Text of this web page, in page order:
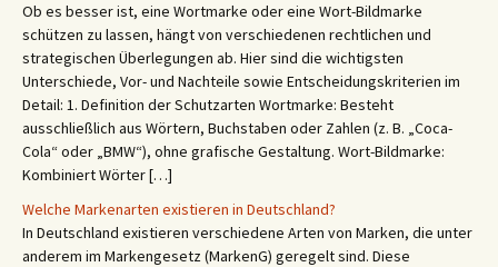
Ob es besser ist, eine Wortmarke oder eine Wort-Bildmarke
schützen zu lassen, hängt von verschiedenen rechtlichen und
strategischen Überlegungen ab. Hier sind die wichtigsten
Unterschiede, Vor- und Nachteile sowie Entscheidungskriterien im
Detail: 1. Definition der Schutzarten Wortmarke: Besteht
ausschließlich aus Wörtern, Buchstaben oder Zahlen (z. B. „Coca-
Cola“ oder „BMW“), ohne grafische Gestaltung. Wort-Bildmarke:
Kombiniert Wörter […]
Welche Markenarten existieren in Deutschland?
In Deutschland existieren verschiedene Arten von Marken, die unter
anderem im Markengesetz (MarkenG) geregelt sind. Diese